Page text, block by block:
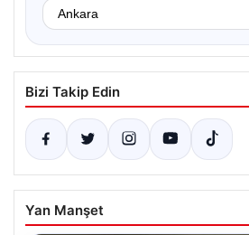
Bizi Takip Edin
Yan Manşet